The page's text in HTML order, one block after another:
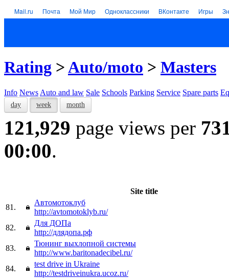
Mail.ru Почта Мой Мир Одноклассники ВКонтакте Игры
Rating >Auto/moto > Masters
Info News Auto and law Sale Schools Parking Service Spare parts
day week month
121,929 page views per
00:00.
Site title
81.
Автомотоклуб
http://avtomotoklyb.ru/
82.
Для ДОПа
http://длядопа.рф
83.
Тюнинг выхлопной системы
http://www.baritonadecibel.ru/
84.
test drive in Ukraine
http://testdriveinukra.ucoz.ru/